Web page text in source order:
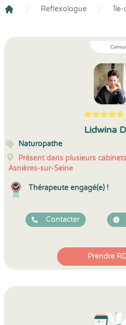
Reflexologue Île-
5
1
5
10
Lidwina
Naturopathe
Présent dans plusieurs
Asnières-sur-Seine
Thérapeute engagé(e) !
Contacter
Prendre